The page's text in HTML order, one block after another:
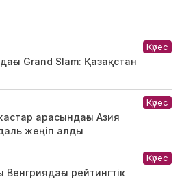
Күрес
Grand Slam: Қазақстан
Күрес
арасындағы Азия
жеңіп алды
Күрес
рейтингтік